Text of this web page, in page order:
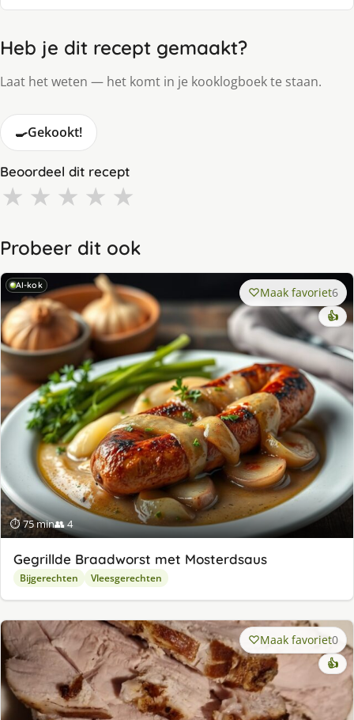
Heb je dit recept gemaakt?
Laat het weten — het komt in je kooklogboek te staan.
🍳Gekookt!
Beoordeel dit recept
★ ★ ★ ★ ★
Probeer dit ook
AI-kok
⏱ 75 min👥 4
Maak favoriet6
👍
Gegrillde Braadworst met Mosterdsaus
Bijgerechten Vleesgerechten
Maak favoriet0
👍